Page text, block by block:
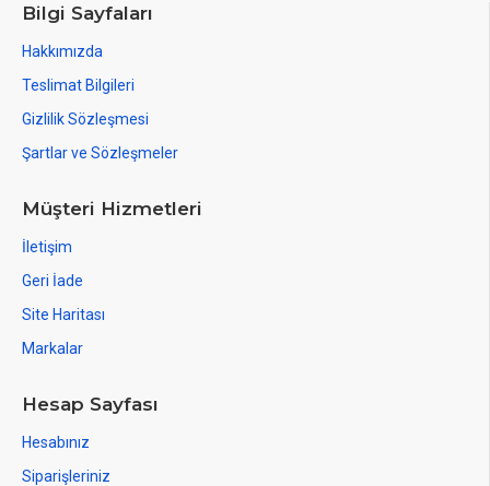
Bilgi Sayfaları
Hakkımızda
Teslimat Bilgileri
Gizlilik Sözleşmesi
Şartlar ve Sözleşmeler
Müşteri Hizmetleri
İletişim
Geri İade
Site Haritası
Markalar
Hesap Sayfası
Hesabınız
Siparişleriniz